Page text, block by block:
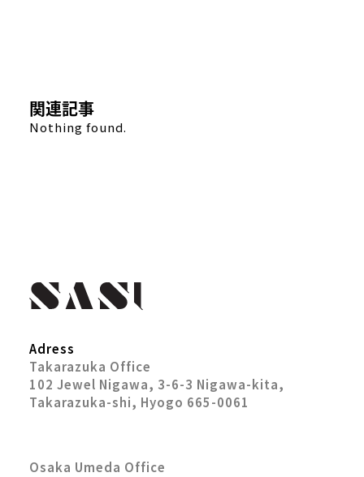
関連記事
Nothing found.
Adress
Takarazuka Office
102 Jewel Nigawa, 3-6-3 Nigawa-kita,
Takarazuka-shi, Hyogo 665-0061
Osaka Umeda Office